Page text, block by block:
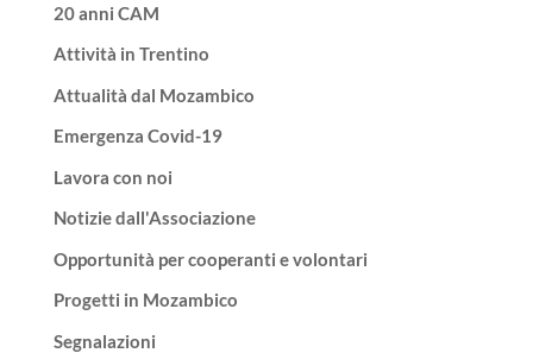
20 anni CAM
Attività in Trentino
Attualità dal Mozambico
Emergenza Covid-19
Lavora con noi
Notizie dall'Associazione
Opportunità per cooperanti e volontari
Progetti in Mozambico
Segnalazioni